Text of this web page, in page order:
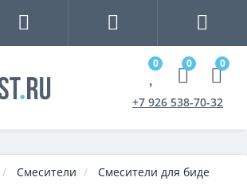
0 0 0
+7 926 538-70-32
Смесители Смесители для биде